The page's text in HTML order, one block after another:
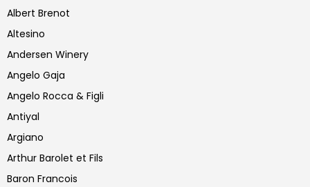
Albert Brenot
Altesino
Andersen Winery
Angelo Gaja
Angelo Rocca & Figli
Antiyal
Argiano
Arthur Barolet et Fils
Baron Francois